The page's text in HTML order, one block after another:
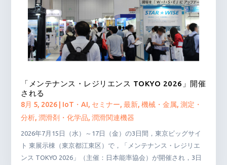
「メンテナンス・レジリエンス TOKYO 2026」開催
される
8月 5, 2026 IoT・AI, セミナー,最新,機械・金属,測定・
分析,潤滑剤・化学品,潤滑関連機器
2026年7月15日（水）～17日（金）の3日間，東京ビッグサイ
ト 東展示棟（東京都江東区）で，「メンテナンス・レジリエ
ンス TOKYO 2026」（主催：日本能率協会）が開催され，3日